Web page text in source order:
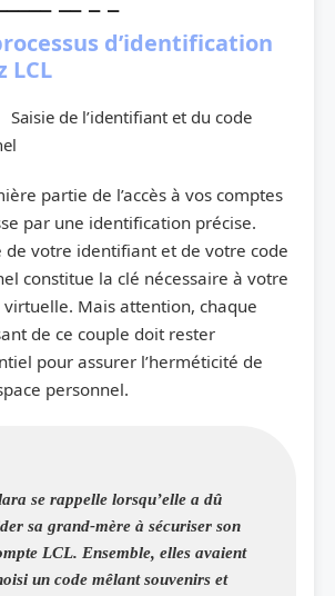
d’identification
LCL
Saisie de l’identifiant et du code
partie de l’accès à vos comptes
par une identification précise.
de votre identifiant et de votre code
constitue la clé nécessaire à votre
virtuelle. Mais attention, chaque
de ce couple doit rester
pour assurer l’herméticité de
personnel.
se rappelle lorsqu’elle a dû
sa grand-mère à sécuriser son
LCL. Ensemble, elles avaient
un code mêlant souvenirs et